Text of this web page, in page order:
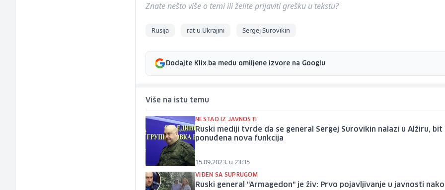
Znate nešto više o temi ili želite prijaviti grešku u tekstu?
Rusija rat u Ukrajini Sergej Surovikin
Dodajte Klix.ba među omiljene izvore na Googlu
Više na istu temu
NESTAO IZ JAVNOSTI
Ruski mediji tvrde da se general Sergej Surovikin nalazi u Alžiru, bit
ponuđena nova funkcija
15.09.2023. u 23:35
VIĐEN SA SUPRUGOM
Ruski general "Armagedon" je živ: Prvo pojavljivanje u javnosti